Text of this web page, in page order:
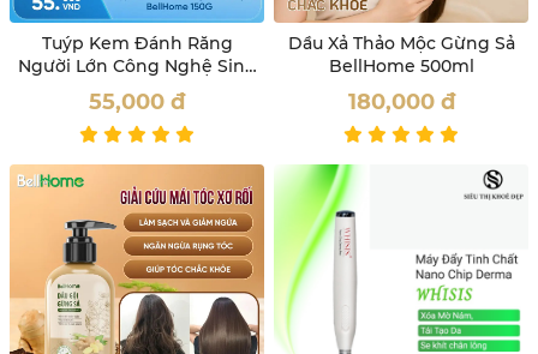
Tuýp Kem Đánh Răng
Người Lớn Công Nghệ Sinh
Học Bell Home 150G
55,000 đ
Dầu Xả Thảo Mộc Gừng Sả
BellHome 500ml
180,000 đ